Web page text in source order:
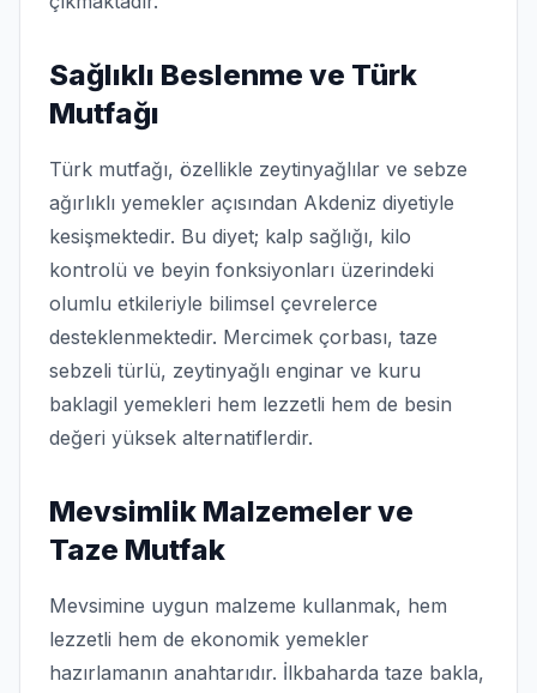
Sağlıklı Beslenme ve Türk
Mutfağı
Türk mutfağı, özellikle zeytinyağlılar ve sebze
ağırlıklı yemekler açısından Akdeniz diyetiyle
kesişmektedir. Bu diyet; kalp sağlığı, kilo
kontrolü ve beyin fonksiyonları üzerindeki
olumlu etkileriyle bilimsel çevrelerce
desteklenmektedir. Mercimek çorbası, taze
sebzeli türlü, zeytinyağlı enginar ve kuru
baklagil yemekleri hem lezzetli hem de besin
değeri yüksek alternatiflerdir.
Mevsimlik Malzemeler ve
Taze Mutfak
Mevsimine uygun malzeme kullanmak, hem
lezzetli hem de ekonomik yemekler
hazırlamanın anahtarıdır. İlkbaharda taze bakla,